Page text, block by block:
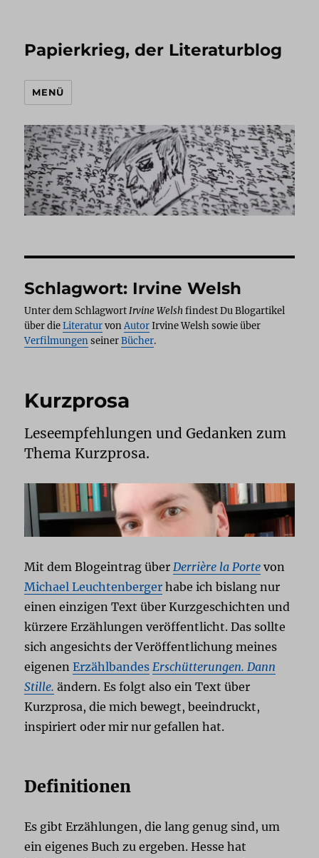
Papierkrieg, der Literaturblog
MENÜ
Schlagwort: Irvine Welsh
Unter dem SchlagwortIrvine Welsh findest Du Blogartikel
über dieLiteraturvonAutorIrvine Welsh sowie über
VerfilmungenseinerBücher.
Kurzprosa
Leseempfehlungen und Gedanken zum
Thema Kurzprosa.
Mit dem Blogeintrag über Derrière la Porte von
Michael Leuchtenberger habe ich bislang nur
einen einzigen Text über Kurzgeschichten und
kürzere Erzählungen veröffentlicht. Das sollte
sich angesichts der Veröffentlichung meines
eigenenErzählbandes Erschütterungen. Dann
Stille. ändern. Es folgt also ein Text über
Kurzprosa, die mich bewegt, beeindruckt,
inspiriert oder mir nur gefallen hat.
Definitionen
Es gibt Erzählungen, die lang genug sind, um
ein eigenes Buch zu ergeben. Hesse hat